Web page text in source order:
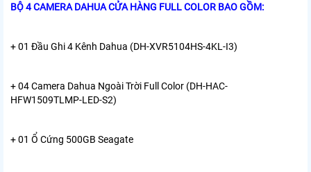
BỘ 4 CAMERA DAHUA CỬA HÀNG FULL COLOR BAO GỒM:
+ 01 Đầu Ghi 4 Kênh Dahua (DH-XVR5104HS-4KL-I3)
+ 04 Camera Dahua Ngoài Trời Full Color (DH-HAC-
HFW1509TLMP-LED-S2)
+ 01 Ổ Cứng 500GB Seagate